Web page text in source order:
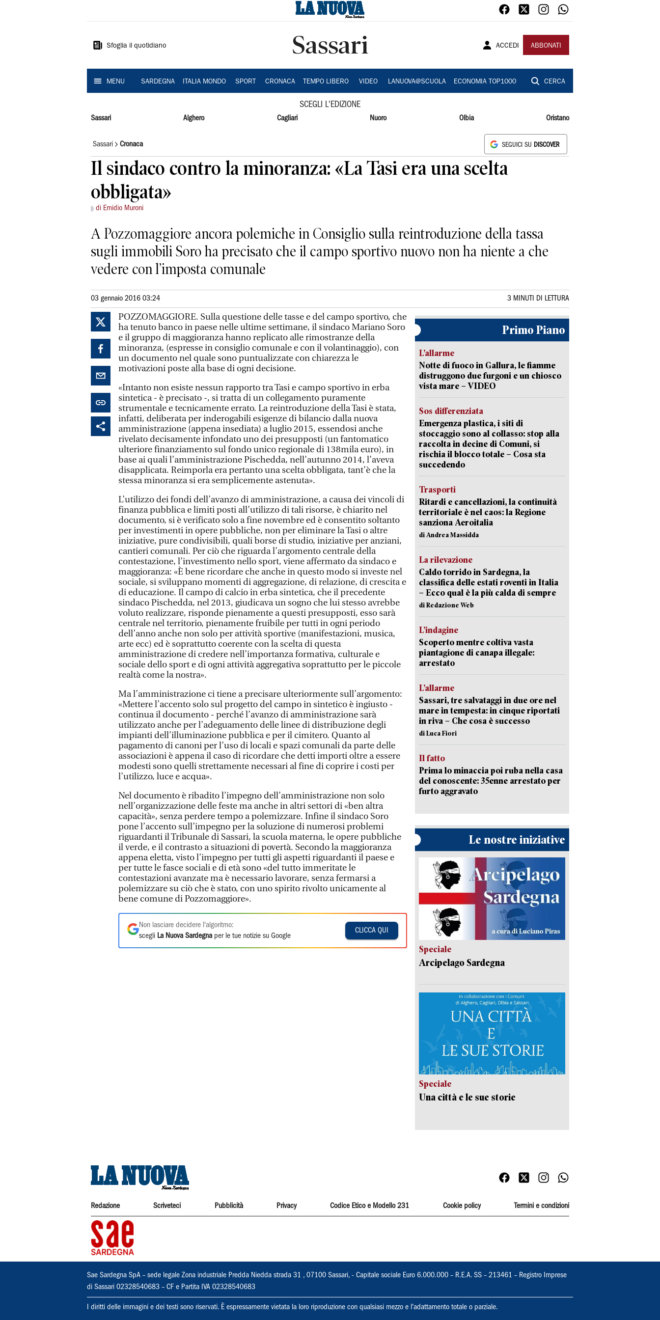
Sardegna
Sfoglia il quotidiano Sassari ACCEDI ABBONATI
MENU SARDEGNA ITALIA MONDO SPORT CRONACA TEMPO LIBERO VIDEO LANUOVA@SCUOLA ECONOMIA TOP1000 CERCA
SCEGLI L'EDIZIONE
Sassari Alghero Cagliari Nuoro Olbia Oristano
Sassari Cronaca SEGUICI SU DISCOVER
Il sindaco contro la minoranza: «La Tasi era una scelta
obbligata»
di Emidio Muroni
A Pozzomaggiore ancora polemiche in Consiglio sulla reintroduzione della tassa
sugli immobili Soro ha precisato che il campo sportivo nuovo non ha niente a che
vedere con l’imposta comunale
03 gennaio 2016 03:24 3 MINUTI DI LETTURA
POZZOMAGGIORE. Sulla questione delle tasse e del campo sportivo, che
ha tenuto banco in paese nelle ultime settimane, il sindaco Mariano Soro
e il gruppo di maggioranza hanno replicato alle rimostranze della
minoranza, (espresse in consiglio comunale e con il volantinaggio), con
un documento nel quale sono puntualizzate con chiarezza le
motivazioni poste alla base di ogni decisione.
«Intanto non esiste nessun rapporto tra Tasi e campo sportivo in erba
sintetica - è precisato -, si tratta di un collegamento puramente
strumentale e tecnicamente errato. La reintroduzione della Tasi è stata,
infatti, deliberata per inderogabili esigenze di bilancio dalla nuova
amministrazione (appena insediata) a luglio 2015, essendosi anche
rivelato decisamente infondato uno dei presupposti (un fantomatico
ulteriore finanziamento sul fondo unico regionale di 138mila euro), in
base ai quali l’amministrazione Pischedda, nell’autunno 2014, l’aveva
disapplicata. Reimporla era pertanto una scelta obbligata, tant’è che la
stessa minoranza si era semplicemente astenuta».
L’utilizzo dei fondi dell’avanzo di amministrazione, a causa dei vincoli di
finanza pubblica e limiti posti all’utilizzo di tali risorse, è chiarito nel
documento, si è verificato solo a fine novembre ed è consentito soltanto
per investimenti in opere pubbliche, non per eliminare la Tasi o altre
iniziative, pure condivisibili, quali borse di studio, iniziative per anziani,
cantieri comunali. Per ciò che riguarda l’argomento centrale della
contestazione, l’investimento nello sport, viene affermato da sindaco e
maggioranza: «È bene ricordare che anche in questo modo si investe nel
sociale, si sviluppano momenti di aggregazione, di relazione, di crescita e
di educazione. Il campo di calcio in erba sintetica, che il precedente
sindaco Pischedda, nel 2013, giudicava un sogno che lui stesso avrebbe
voluto realizzare, risponde pienamente a questi presupposti, esso sarà
centrale nel territorio, pienamente fruibile per tutti in ogni periodo
dell’anno anche non solo per attività sportive (manifestazioni, musica,
arte ecc) ed è soprattutto coerente con la scelta di questa
amministrazione di credere nell’importanza formativa, culturale e
sociale dello sport e di ogni attività aggregativa soprattutto per le piccole
realtà come la nostra».
Ma l’amministrazione ci tiene a precisare ulteriormente sull’argomento:
«Mettere l’accento solo sul progetto del campo in sintetico è ingiusto -
continua il documento - perché l’avanzo di amministrazione sarà
utilizzato anche per l’adeguamento delle linee di distribuzione degli
impianti dell’illuminazione pubblica e per il cimitero. Quanto al
pagamento di canoni per l’uso di locali e spazi comunali da parte delle
associazioni è appena il caso di ricordare che detti importi oltre a essere
modesti sono quelli strettamente necessari al fine di coprire i costi per
l’utilizzo, luce e acqua».
Nel documento è ribadito l’impegno dell’amministrazione non solo
nell’organizzazione delle feste ma anche in altri settori di «ben altra
capacità», senza perdere tempo a polemizzare. Infine il sindaco Soro
pone l’accento sull’impegno per la soluzione di numerosi problemi
riguardanti il Tribunale di Sassari, la scuola materna, le opere pubbliche
il verde, e il contrasto a situazioni di povertà. Secondo la maggioranza
appena eletta, visto l’impegno per tutti gli aspetti riguardanti il paese e
per tutte le fasce sociali e di età sono «del tutto immeritate le
contestazioni avanzate ma è necessario lavorare, senza fermarsi a
polemizzare su ciò che è stato, con uno spirito rivolto unicamente al
bene comune di Pozzomaggiore».
Non lasciare decidere l'algoritmo:
scegli La Nuova Sardegna per le tue notizie su Google
CLICCA QUI
Primo Piano
L’allarme
Notte di fuoco in Gallura, le fiamme
distruggono due furgoni e un chiosco
vista mare – VIDEO
Sos differenziata
Emergenza plastica, i siti di
stoccaggio sono al collasso: stop alla
raccolta in decine di Comuni, si
rischia il blocco totale – Cosa sta
succedendo
Trasporti
Ritardi e cancellazioni, la continuità
territoriale è nel caos: la Regione
sanziona Aeroitalia
di Andrea Massidda
La rilevazione
Caldo torrido in Sardegna, la
classifica delle estati roventi in Italia
– Ecco qual è la più calda di sempre
di Redazione Web
L’indagine
Scoperto mentre coltiva vasta
piantagione di canapa illegale:
arrestato
L’allarme
Sassari, tre salvataggi in due ore nel
mare in tempesta: in cinque riportati
in riva – Che cosa è successo
di Luca Fiori
Il fatto
Prima lo minaccia poi ruba nella casa
del conoscente: 35enne arrestato per
furto aggravato
Le nostre iniziative
Speciale
Arcipelago Sardegna
Speciale
Una città e le sue storie
Redazione Scriveteci Pubblicità Privacy Codice Etico e Modello 231 Cookie policy Termini e condizioni
Sae Sardegna SpA – sede legale Zona industriale Predda Niedda strada 31 , 07100 Sassari, - Capitale sociale Euro 6.000.000 – R.E.A. SS – 213461 – Registro Imprese
di Sassari 02328540683 – CF e Partita IVA 02328540683
I diritti delle immagini e dei testi sono riservati. È espressamente vietata la loro riproduzione con qualsiasi mezzo e l'adattamento totale o parziale.